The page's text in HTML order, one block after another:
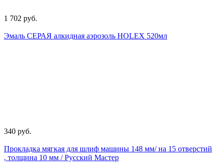
1 702 руб.
Эмаль СЕРАЯ алкидная аэрозоль HOLEX 520мл
340 руб.
Прокладка мягкая для шлиф машины 148 мм/ на 15 отверстий
, толщина 10 мм / Русский Мастер